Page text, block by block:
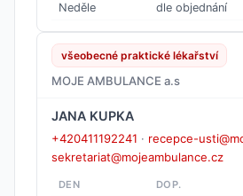
Neděle
dle objednání
všeobecné praktické lékařství
MOJE AMBULANCE a.s
JANA KUPKA
+420411192241 · recepce-
sekretariat@mojeambulance.cz
DEN DOP.